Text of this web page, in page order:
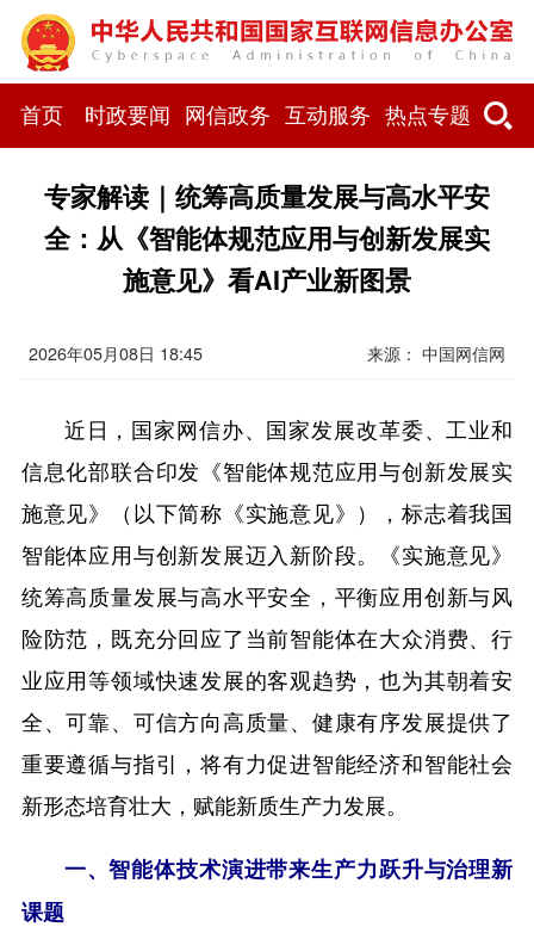
首页 时政要闻 网信政务 互动服务 热点专题
专家解读｜统筹高质量发展与高水平安
全：从《智能体规范应用与创新发展实
施意见》看AI产业新图景
2026年05月08日 18:45 来源：中国网信网
近日，国家网信办、国家发展改革委、工业和
信息化部联合印发《智能体规范应用与创新发展实
施意见》（以下简称《实施意见》），标志着我国
智能体应用与创新发展迈入新阶段。《实施意见》
统筹高质量发展与高水平安全，平衡应用创新与风
险防范，既充分回应了当前智能体在大众消费、行
业应用等领域快速发展的客观趋势，也为其朝着安
全、可靠、可信方向高质量、健康有序发展提供了
重要遵循与指引，将有力促进智能经济和智能社会
新形态培育壮大，赋能新质生产力发展。
一、智能体技术演进带来生产力跃升与治理新
课题